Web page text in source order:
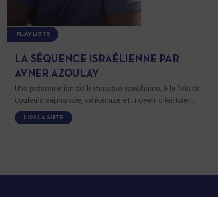
PLAYLISTS
LA SÉQUENCE ISRAÉLIENNE PAR
AVNER AZOULAY
Une présentation de la musique israélienne, à la fois de
couleurs sépharade, ashkénaze et moyen-orientale …
LIRE LA SUITE